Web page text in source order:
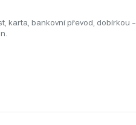
karta, bankovní převod, dobírkou –